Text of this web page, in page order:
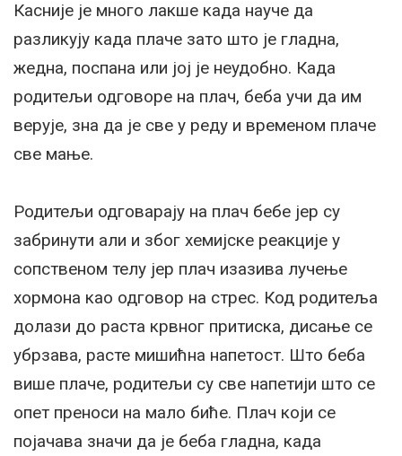
Касније је много лакше када науче да
разликују када плаче зато што је гладна,
жедна, поспана или јој је неудобно. Када
родитељи одговоре на плач, беба учи да им
верује, зна да је све у реду и временом плаче
све мање.
Родитељи одговарају на плач бебе јер су
забринути али и због хемијске реакције у
сопственом телу јер плач изазива лучење
хормона као одговор на стрес. Код родитеља
долази до раста крвног притиска, дисање се
убрзава, расте мишићна напетост. Што беба
више плаче, родитељи су све напетији што се
опет преноси на мало биће. Плач који се
појачава значи да је беба гладна, када